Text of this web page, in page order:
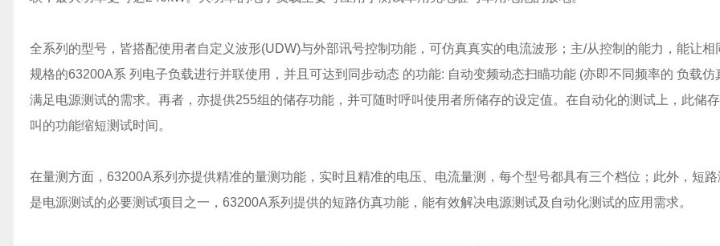
全系列的型号，皆搭配使用者自定义波形(UDW)与外部讯号控制功能，可仿真真实的电流波形；主/从控制的能力，能让相
规格的63200A系 列电子负载进行并联使用，并且可达到同步动态 的功能: 自动变频动态扫瞄功能 (亦即不同频率的 负载仿
满足电源测试的需求。再者，亦提供255组的储存功能，并可随时呼叫使用者所储存的设定值。在自动化的测试上，此储
叫的功能缩短测试时间。
在量测方面，63200A系列亦提供精准的量测功能，实时且精准的电压、电流量测，每个型号都具有三个档位；此外，短
是电源测试的必要测试项目之一，63200A系列提供的短路仿真功能，能有效解决电源测试及自动化测试的应用需求。